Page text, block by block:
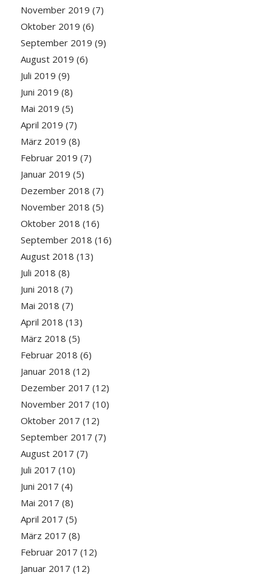
November 2019 (7)
Oktober 2019 (6)
September 2019 (9)
August 2019 (6)
Juli 2019 (9)
Juni 2019 (8)
Mai 2019 (5)
April 2019 (7)
März 2019 (8)
Februar 2019 (7)
Januar 2019 (5)
Dezember 2018 (7)
November 2018 (5)
Oktober 2018 (16)
September 2018 (16)
August 2018 (13)
Juli 2018 (8)
Juni 2018 (7)
Mai 2018 (7)
April 2018 (13)
März 2018 (5)
Februar 2018 (6)
Januar 2018 (12)
Dezember 2017 (12)
November 2017 (10)
Oktober 2017 (12)
September 2017 (7)
August 2017 (7)
Juli 2017 (10)
Juni 2017 (4)
Mai 2017 (8)
April 2017 (5)
März 2017 (8)
Februar 2017 (12)
Januar 2017 (12)